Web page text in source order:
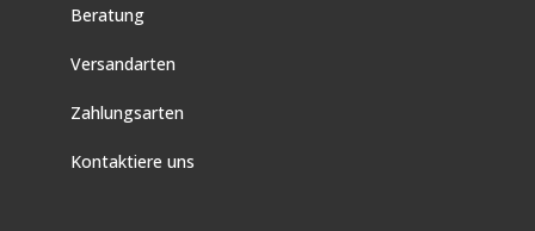
Beratung
Versandarten
Zahlungsarten
Kontaktiere uns